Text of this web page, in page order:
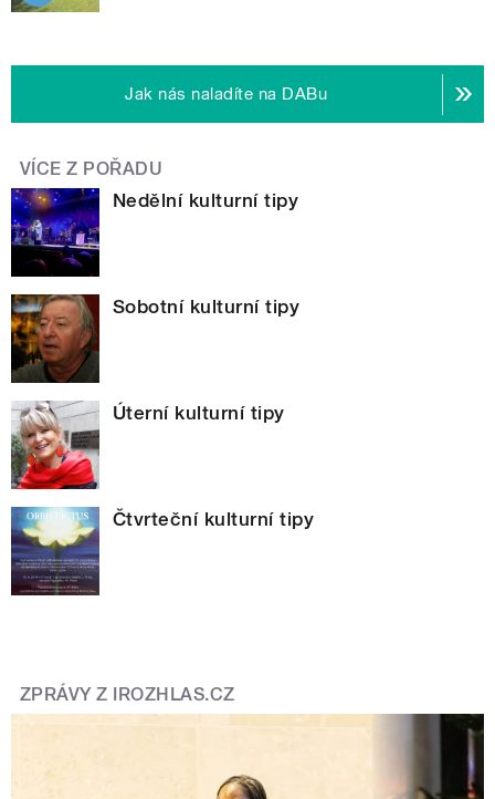
Jak nás naladíte na DABu
VÍCE Z POŘADU
Nedělní kulturní tipy
Sobotní kulturní tipy
Úterní kulturní tipy
Čtvrteční kulturní tipy
ZPRÁVY Z IROZHLAS.CZ